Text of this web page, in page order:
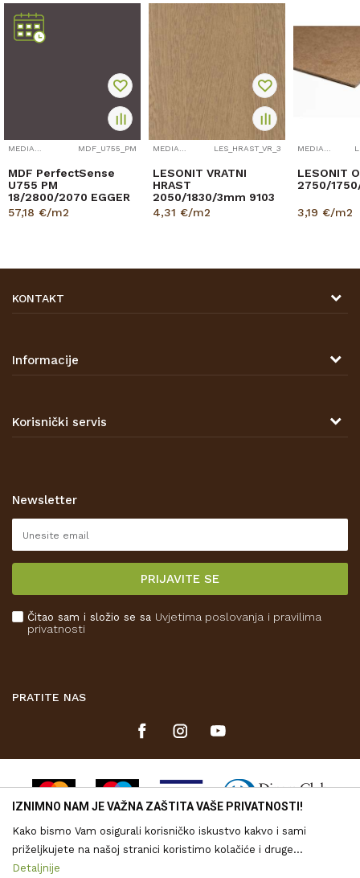
MDF_U755_PM
MDF PerfectSense
U755 PM
18/2800/2070 EGGER
57,18 €/m2
LES_HRAST_VR_3
LESONIT VRATNI
HRAST
2050/1830/3mm 9103
4,31 €/m2
LESONIT
2750/
3,19 €/m2
KONTAKT
47000 Karlovac
Informacije
Prodajna mjesta
Korisnički servis
Korištenje kolačića
Reklamacije
Isporuka
Kako kupiti
Newsletter
PRIJAVITE SE
Čitao sam i složio se sa Uvjetima poslovanja i pravilima
privatnosti
PRATITE NAS
Nastojimo biti što precizniji u opisu proizvoda, vjernom prikazu
IZNIMNO NAM JE VAŽNA ZAŠTITA VAŠE PRIVATNOSTI!
Kako bismo Vam osigurali korisničko iskustvo kakvo i sami
priželjkujete na našoj stranici koristimo kolačiće i druge
tehnologije putem kojih se obrađuju Vaši osobni podaci. Voditelj
Detaljnije